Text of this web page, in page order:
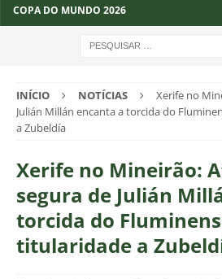
COPA DO MUNDO 2026
INÍCIO NOTÍCIAS
Xerife no
Julián Millán encanta a torcida do
a Zubeldía
Xerife no Mineirão:
segura de Julián
torcida do
titularidade a